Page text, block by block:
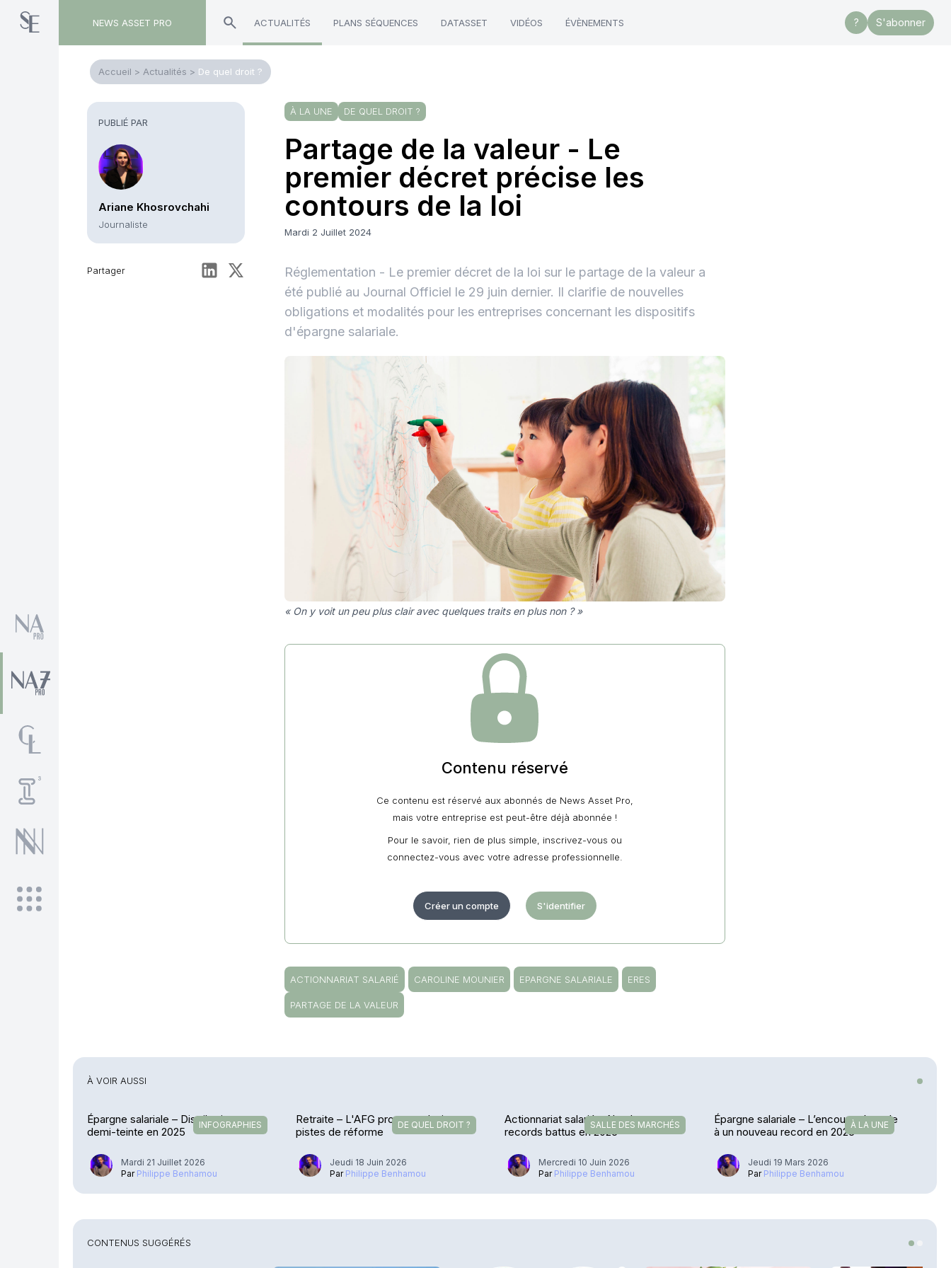
NEWS ASSET PRO ACTUALITÉS PLANS SÉQUENCES DATASSET VIDÉOS ÉVÈNEMENTS ? S'abonner
Accueil > Actualités > De quel droit ?
PUBLIÉ PAR
Ariane Khosrovchahi
Journaliste
Partager
À LA UNE DE QUEL DROIT ?
Partage de la valeur - Le
premier décret précise les
contours de la loi
Mardi 2 Juillet 2024
Réglementation - Le premier décret de la loi sur le partage de la valeur a
été publié au Journal Officiel le 29 juin dernier. Il clarifie de nouvelles
obligations et modalités pour les entreprises concernant les dispositifs
d'épargne salariale.
« On y voit un peu plus clair avec quelques traits en plus non ? »
Contenu réservé
Ce contenu est réservé aux abonnés de News Asset Pro,
mais votre entreprise est peut-être déjà abonnée !
Pour le savoir, rien de plus simple, inscrivez-vous ou
connectez-vous avec votre adresse professionnelle.
Créer un compte S'identifier
ACTIONNARIAT SALARIÉ CAROLINE MOUNIER EPARGNE SALARIALE ERES
PARTAGE DE LA VALEUR
À VOIR AUSSI
INFOGRAPHIES
Épargne salariale – Distribution en
demi-teinte en 2025
Mardi 21 Juillet 2026
Par Philippe Benhamou
DE QUEL DROIT ?
Retraite – L'AFG propose plusieurs
pistes de réforme
Jeudi 18 Juin 2026
Par Philippe Benhamou
SALLE DES MARCHÉS
Actionnariat salarié – Nombreux
records battus en 2025
Mercredi 10 Juin 2026
Par Philippe Benhamou
À LA UNE
Épargne salariale – L’encours s’envole
à un nouveau record en 2025
Jeudi 19 Mars 2026
Par Philippe Benhamou
CONTENUS SUGGÉRÉS